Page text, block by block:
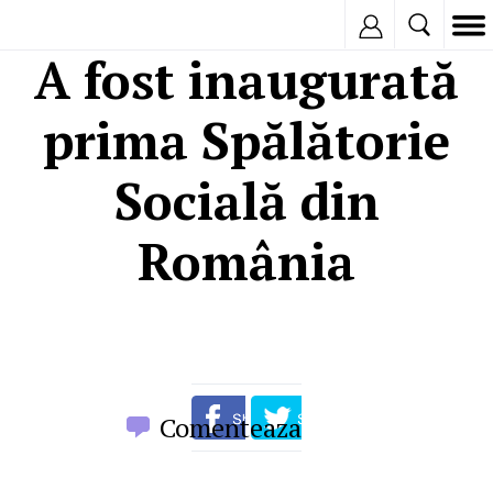
A fost inaugurată
prima Spălătorie
Socială din
România
Comenteaza